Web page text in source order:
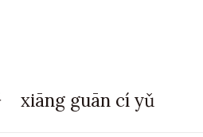
xiāng guān cí yǔ